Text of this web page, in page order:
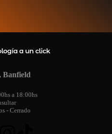
Banfield
a 18:00hs
- Cerrado